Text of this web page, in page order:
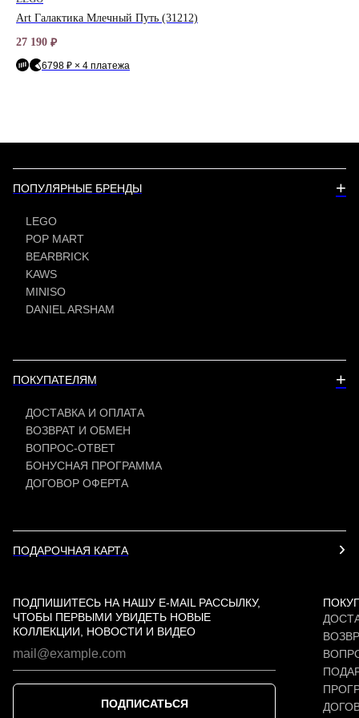
Art Галактика Млечный Путь (31212)
27 190 ₽
6798 ₽ × 4 платежа
ПОПУЛЯРНЫЕ БРЕНДЫ +
LEGO
POP MART
BEARBRICK
KAWS
MINISO
DANIEL ARSHAM
ПОКУПАТЕЛЯМ +
ДОСТАВКА И ОПЛАТА
ВОЗВРАТ И ОБМЕН
ВОПРОС-ОТВЕТ
БОНУСНАЯ ПРОГРАММА
ДОГОВОР ОФЕРТА
ПОДАРОЧНАЯ КАРТА
ПОДПИШИТЕСЬ НА НАШУ E-MAIL РАССЫЛКУ,
ЧТОБЫ ПЕРВЫМИ УВИДЕТЬ НОВЫЕ
КОЛЛЕКЦИИ, НОВОСТИ И ВИДЕО
ПОДПИСАТЬСЯ